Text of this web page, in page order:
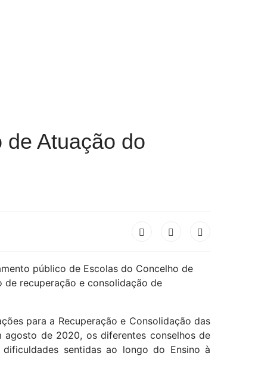
Atuação do
público de Escolas do Concelho de
recuperação e consolidação de
para a Recuperação e Consolidação das
de 2020, os diferentes conselhos de
sentidas ao longo do Ensino à